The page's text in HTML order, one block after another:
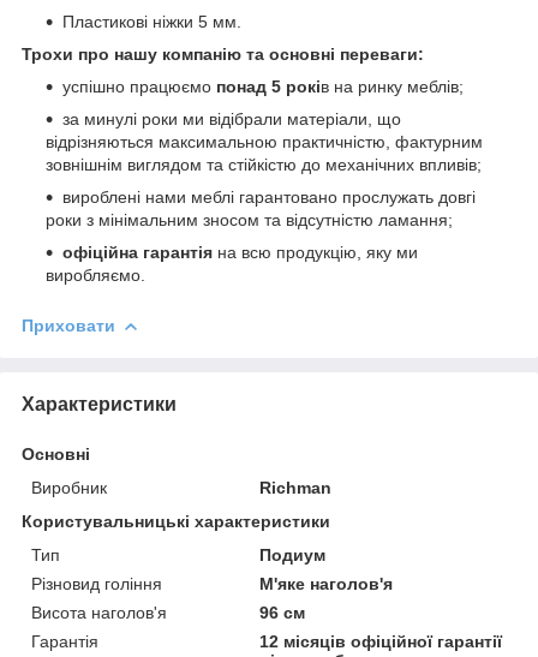
Пластикові ніжки 5 мм.
Трохи про нашу компанію та основні переваги:
успішно працюємо понад 5 років на ринку меблів;
за минулі роки ми відібрали матеріали, що
відрізняються максимальною практичністю, фактурним
зовнішнім виглядом та стійкістю до механічних впливів;
вироблені нами меблі гарантовано прослужать довгі
роки з мінімальним зносом та відсутністю ламання;
офіційна гарантія на всю продукцію, яку ми
виробляємо.
Приховати
Характеристики
Основні
Виробник
Richman
Користувальницькі характеристики
Тип
Подиум
Різновид гоління
М'яке наголов'я
Висота наголов'я
96 см
Гарантія
12 місяців офіційної гарантії